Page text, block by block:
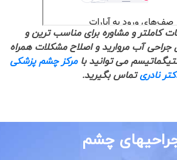
کاملتر و مشاوره برای مناسب ترین و
آب مروارید و اصلاح مشکلات همراه
می توانید بامرکز چشم پزشکی
نادریتماس بگیرید.
چشم